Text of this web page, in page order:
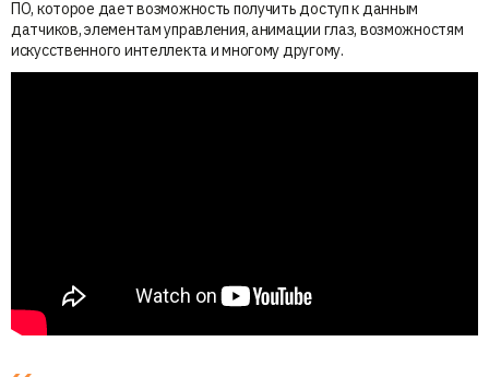
ПО, которое дает возможность получить доступ к данным
датчиков, элементам управления, анимации глаз, возможностям
искусственного интеллекта и многому другому.